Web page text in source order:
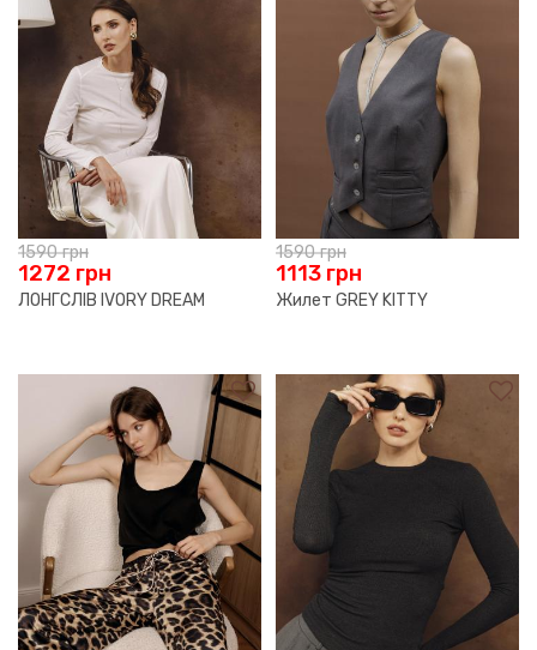
1590грн
1272 грн
ЛОНГСЛІВ IVORY DREAM
1590грн
1113 грн
Жилет GREY KITTY